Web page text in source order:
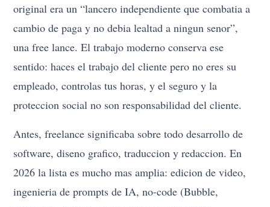
original era un “lancero independiente que combatia a
cambio de paga y no debia lealtad a ningun senor”,
una free lance. El trabajo moderno conserva ese
sentido: haces el trabajo del cliente pero no eres su
empleado, controlas tus horas, y el seguro y la
proteccion social no son responsabilidad del cliente.
Antes, freelance significaba sobre todo desarrollo de
software, diseno grafico, traduccion y redaccion. En
2026 la lista es mucho mas amplia: edicion de video,
ingenieria de prompts de IA, no-code (Bubble,